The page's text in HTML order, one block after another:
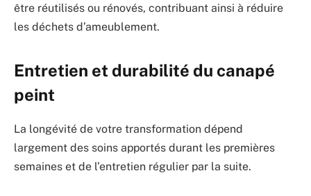
être réutilisés ou rénovés, contribuant ainsi à réduire
les déchets d’ameublement.
Entretien et durabilité du canapé
peint
La longévité de votre transformation dépend
largement des soins apportés durant les premières
semaines et de l’entretien régulier par la suite.